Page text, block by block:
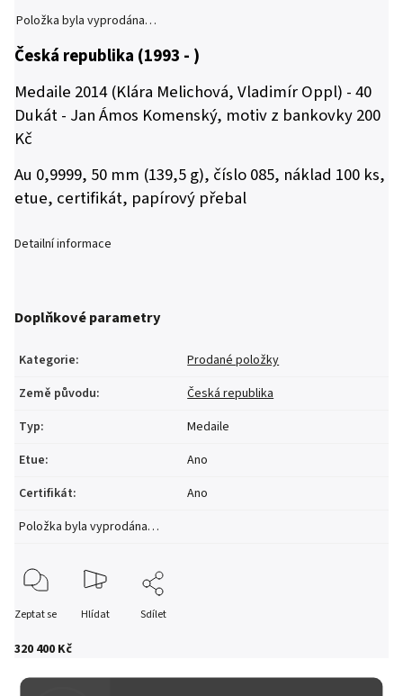
320 400 Kč
Položka byla vyprodána…
Česká republika (1993 - )
Medaile 2014 (Klára Melichová, Vladimír Oppl) - 40
Dukát - Jan Ámos Komenský, motiv z bankovky 200
Kč
Au 0,9999, 50 mm (139,5 g), číslo 085, náklad 100 ks,
etue, certifikát, papírový přebal
Detailní informace
Doplňkové parametry
Kategorie:
Prodané položky
Země původu:
Česká republika
Typ:
Medaile
Etue:
Ano
Certifikát:
Ano
Položka byla vyprodána…
Zeptat se Hlídat Sdílet